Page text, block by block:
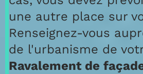
une autre place sur
Renseignez-vous
de l'urbanisme de
Ravalement de